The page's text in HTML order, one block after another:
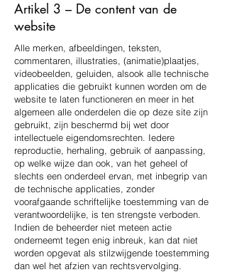
Artikel 3 – De content van de
website
Alle merken, afbeeldingen, teksten,
commentaren, illustraties, (animatie)plaatjes,
videobeelden, geluiden, alsook alle technische
applicaties die gebruikt kunnen worden om de
website te laten functioneren en meer in het
algemeen alle onderdelen die op deze site zijn
gebruikt, zijn beschermd bij wet door
intellectuele eigendomsrechten. Iedere
reproductie, herhaling, gebruik of aanpassing,
op welke wijze dan ook, van het geheel of
slechts een onderdeel ervan, met inbegrip van
de technische applicaties, zonder
voorafgaande schriftelijke toestemming van de
verantwoordelijke, is ten strengste verboden.
Indien de beheerder niet meteen actie
onderneemt tegen enig inbreuk, kan dat niet
worden opgevat als stilzwijgende toestemming
dan wel het afzien van rechtsvervolging.